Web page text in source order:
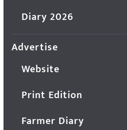
Diary 2026
Advertise
Website
Print Edition
Farmer Diary